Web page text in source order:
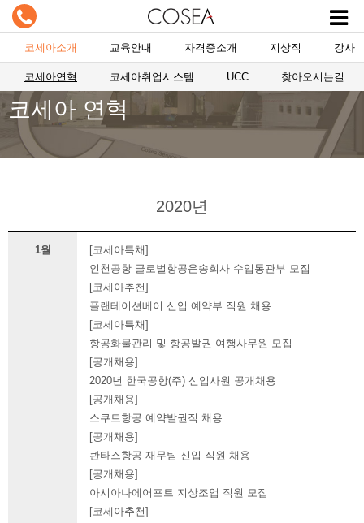
코세아소개 교육안내 자격증소개 지상직 강사
코세아연혁 코세아취업시스템 UCC 찾아오시는길
코세아 연혁
2020년
1월
[코세아특채]
인천공항 글로벌항공운송회사 수입통관부 모집
[코세아추천]
플랜테이션베이 신입 예약부 직원 채용
[코세아특채]
항공화물관리 및 항공발권 여행사무원 모집
[공개채용]
2020년 한국공항(주) 신입사원 공개채용
[공개채용]
스쿠트항공 예약발권직 채용
[공개채용]
콴타스항공 재무팀 신입 직원 채용
[공개채용]
아시아나에어포트 지상조업 직원 모집
[코세아추천]